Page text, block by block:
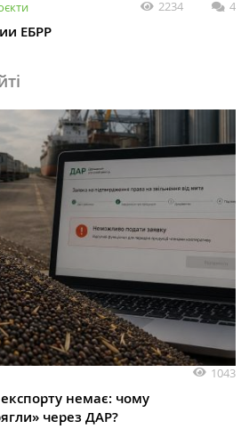
2234 4
ЕБРР
1043
експорту немає: чому
через ДАР?